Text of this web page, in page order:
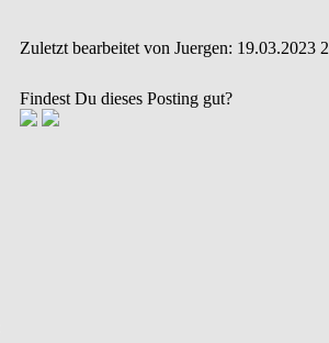
Zuletzt bearbeitet von Juergen: 19.03.2023
Findest Du dieses Posting gut?